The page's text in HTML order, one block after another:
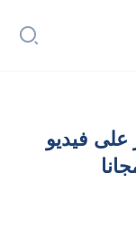
على فيديو